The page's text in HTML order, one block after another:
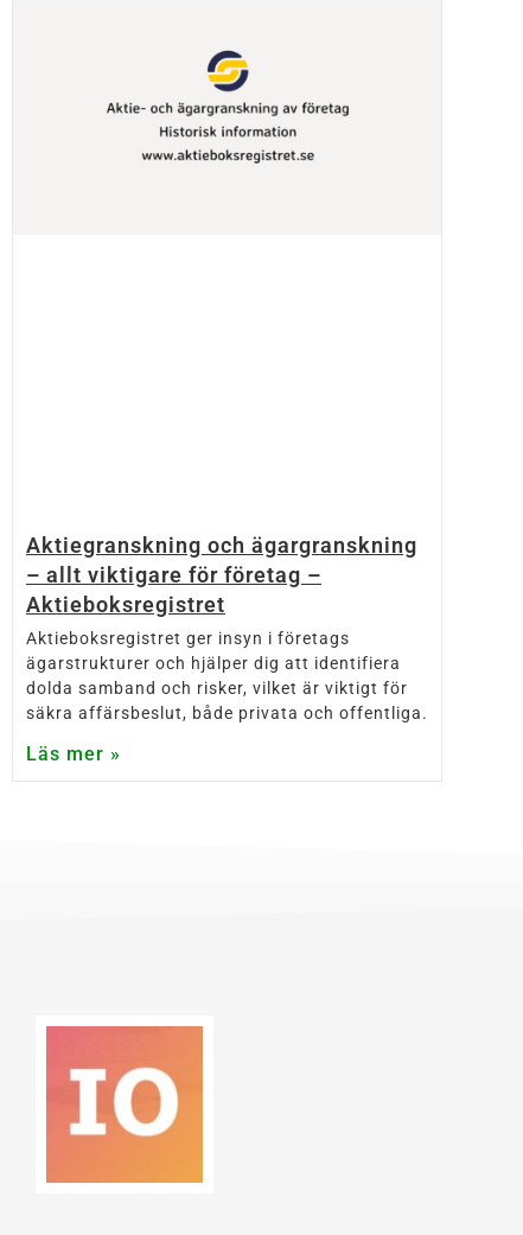
Aktiegranskning och ägargranskning
– allt viktigare för företag –
Aktieboksregistret
Aktieboksregistret ger insyn i företags
ägarstrukturer och hjälper dig att identifiera
dolda samband och risker, vilket är viktigt för
säkra affärsbeslut, både privata och offentliga.
Läs mer »